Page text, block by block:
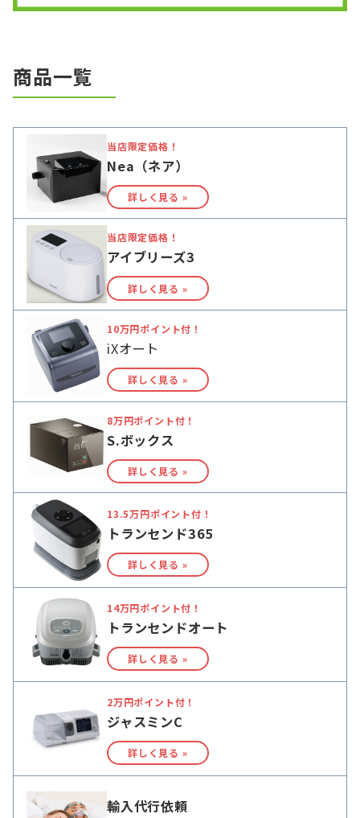
商品一覧
当店限定価格！
Nea（ネア）
詳しく見る »
当店限定価格！
アイブリーズ3
詳しく見る »
10万円ポイント付！
iXオート
詳しく見る »
8万円ポイント付！
S.ボックス
詳しく見る »
13.5万円ポイント付！
トランセンド365
詳しく見る »
14万円ポイント付！
トランセンドオート
詳しく見る »
2万円ポイント付！
ジャスミンC
詳しく見る »
輸入代行依頼